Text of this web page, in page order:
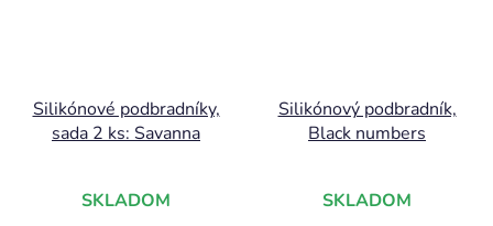
Silikónové podbradníky,
sada 2 ks: Savanna
SKLADOM
Silikónový podbradník,
Black numbers
SKLADOM